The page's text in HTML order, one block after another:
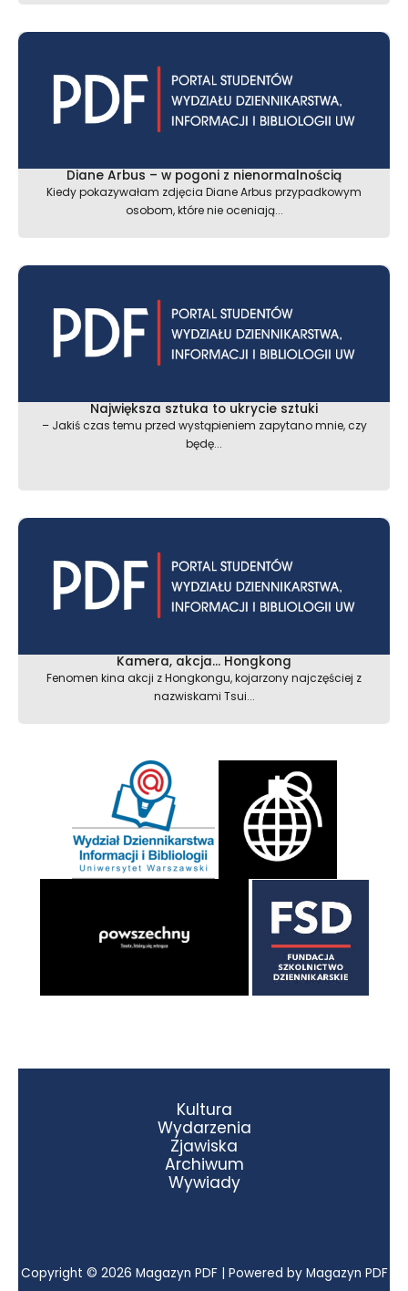
Diane Arbus – w pogoni z nienormalnością
Kiedy pokazywałam zdjęcia Diane Arbus przypadkowym
osobom, które nie oceniają...
Największa sztuka to ukrycie sztuki
– Jakiś czas temu przed wystąpieniem zapytano mnie, czy
będę...
Kamera, akcja… Hongkong
Fenomen kina akcji z Hongkongu, kojarzony najczęściej z
nazwiskami Tsui...
Kultura
Wydarzenia
Zjawiska
Archiwum
Wywiady
Copyright © 2026 Magazyn PDF | Powered by Magazyn PDF